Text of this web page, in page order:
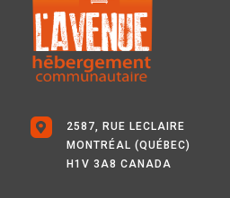
2587, RUE LECLAIRE
MONTRÉAL (QUÉBEC)
H1V 3A8 CANADA